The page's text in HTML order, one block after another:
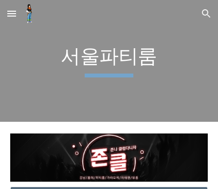
Skip to main content Skip to navigation
서울파티룸